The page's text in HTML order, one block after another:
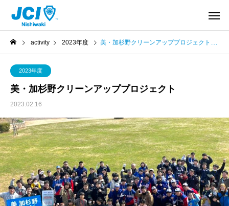
activity 2023年度 美・加杉野クリーンアッププロジェクト
2023年度
美・加杉野クリーンアッププロジェクト
2023.02.16